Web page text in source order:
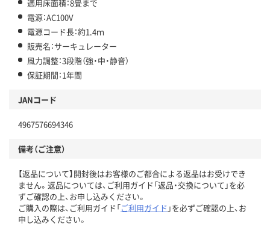
適用床面積：8畳まで
電源：AC100V
電源コード長：約1.4ｍ
販売名：サーキュレーター
風力調整：3段階（強・中・静音）
保証期間：1年間
JANコード
4967576694346
備考（ご注意）
【返品について】開封後はお客様のご都合による返品はお受けでき
ません。返品については、ご利用ガイド「返品・交換について」を必
ずご確認の上、お申し込みください。
ご購入の際は、ご利用ガイド「ご利用ガイド 」を必ずご確認の上、お
申し込みください。